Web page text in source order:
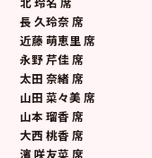
長 久玲奈 席
近藤 萌恵里 席
永野 芹佳 席
太田 奈緒 席
山田 菜々美 席
山本 瑠香 席
大西 桃香 席
濱 咲友菜 席